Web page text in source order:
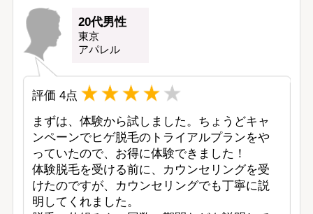
20代男性
東京
アパレル
評価 4点
まずは、体験から試しました。ちょうどキャ
ンペーンでヒゲ脱毛のトライアルプランをや
っていたので、お得に体験できました！
体験脱毛を受ける前に、カウンセリングを受
けたのですが、カウンセリングでも丁寧に説
明してくれました。